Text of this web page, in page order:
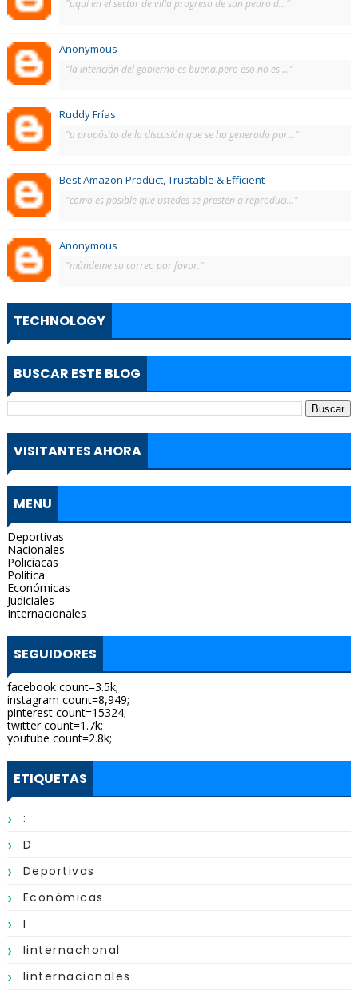
"aquí en el sector de villa progreso de san pedro d..."
Anonymous
"la intención del gobierno es buena.pero eso no es ..."
Ruddy Frías
"a propósito de la discusión que se ha generado por..."
Best Amazon Product, Trustable & Efficient
"como es posible que ustedes se presten a reproduci..."
Anonymous
"màndeme su correo por favor."
TECHNOLOGY
BUSCAR ESTE BLOG
VISITANTES AHORA
MENU
Deportivas
Nacionales
Policíacas
Política
Económicas
Judiciales
Internacionales
SEGUIDORES
facebook count=3.5k;
instagram count=8,949;
pinterest count=15324;
twitter count=1.7k;
youtube count=2.8k;
ETIQUETAS
:
D
Deportivas
Económicas
I
Iinternachonal
Iinternacionales